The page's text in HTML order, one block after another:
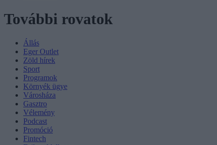
További rovatok
Állás
Eger Outlet
Zöld hírek
Sport
Programok
Környék ügye
Városháza
Gasztro
Vélemény
Podcast
Promóció
Fintech